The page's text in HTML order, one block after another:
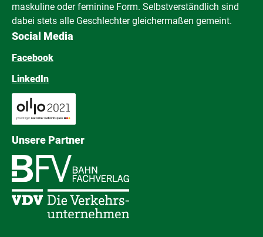
maskuline oder feminine Form. Selbstverständlich sind
dabei stets alle Geschlechter gleichermaßen gemeint.
Social Media
Facebook
LinkedIn
Unsere Partner